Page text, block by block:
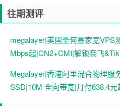
往期测评
megalayer|美国圣何塞家宽VPS
Mbps起|CN2+CMI|解锁奈飞
Megalayer|香港阿里混合物理服
SSD|10M 全向带宽|月付638.4元